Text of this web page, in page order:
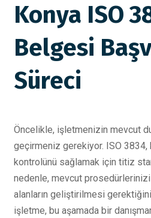
Konya ISO
Belgesi
Süreci
Öncelikle, işletmenizin mevcut
geçirmeniz gerekiyor. ISO
kontrolünü sağlamak için titiz
nedenle, mevcut
alanların geliştirilmesi
işletme, bu aşamada bir